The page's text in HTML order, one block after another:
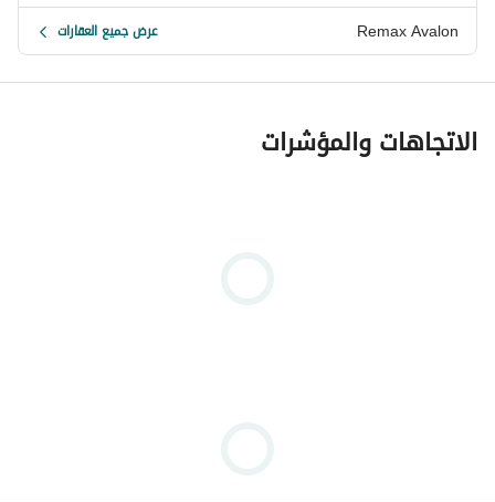
Remax Avalon عرض جميع العقارات
الاتجاهات والمؤشرات